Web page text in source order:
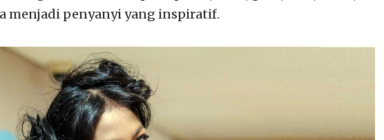
menjadi penyanyi yang inspiratif.